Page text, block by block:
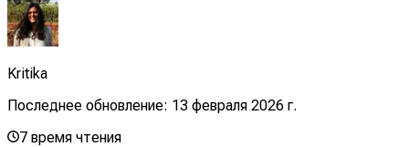
Kritika
Последнее обновление: 13 февраля 2026 г.
7 время чтения